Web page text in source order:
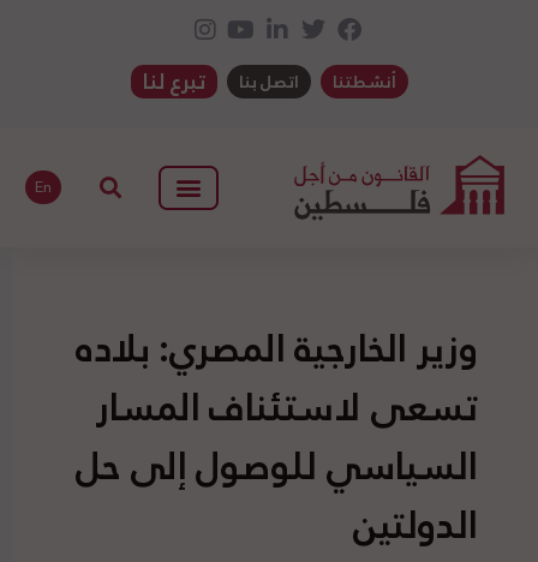
أنشطتنا اتصل بنا تبرع لنا
En
وزير الخارجية المصري: بلاده
تسعى لاستئناف المسار
السياسي للوصول إلى حل
الدولتين